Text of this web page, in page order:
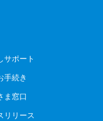
サポート
手続き
ま窓口
リリース